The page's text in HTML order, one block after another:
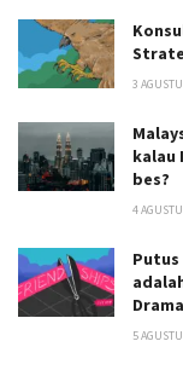
3
kalau
bes?
4
Putus
5